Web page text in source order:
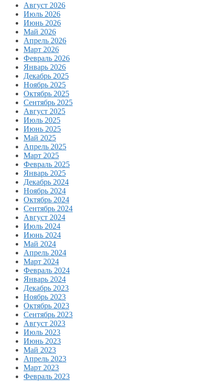
Август 2026
Июль 2026
Июнь 2026
Май 2026
Апрель 2026
Март 2026
Февраль 2026
Январь 2026
Декабрь 2025
Ноябрь 2025
Октябрь 2025
Сентябрь 2025
Август 2025
Июль 2025
Июнь 2025
Май 2025
Апрель 2025
Март 2025
Февраль 2025
Январь 2025
Декабрь 2024
Ноябрь 2024
Октябрь 2024
Сентябрь 2024
Август 2024
Июль 2024
Июнь 2024
Май 2024
Апрель 2024
Март 2024
Февраль 2024
Январь 2024
Декабрь 2023
Ноябрь 2023
Октябрь 2023
Сентябрь 2023
Август 2023
Июль 2023
Июнь 2023
Май 2023
Апрель 2023
Март 2023
Февраль 2023